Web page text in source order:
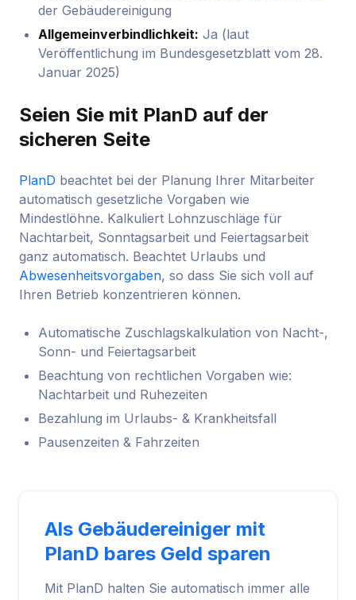
der Gebäudereinigung
Allgemeinverbindlichkeit: Ja (laut
Veröffentlichung im Bundesgesetzblatt vom 28.
Januar 2025)
Seien Sie mit PlanD auf der
sicheren Seite
PlanD beachtet bei der Planung Ihrer Mitarbeiter
automatisch gesetzliche Vorgaben wie
Mindestlöhne. Kalkuliert Lohnzuschläge für
Nachtarbeit, Sonntagsarbeit und Feiertagsarbeit
ganz automatisch. Beachtet Urlaubs und
Abwesenheitsvorgaben, so dass Sie sich voll auf
Ihren Betrieb konzentrieren können.
Automatische Zuschlagskalkulation von Nacht-,
Sonn- und Feiertagsarbeit
Beachtung von rechtlichen Vorgaben wie:
Nachtarbeit und Ruhezeiten
Bezahlung im Urlaubs- & Krankheitsfall
Pausenzeiten & Fahrzeiten
Als Gebäudereiniger mit
PlanD bares Geld sparen
Mit PlanD halten Sie automatisch immer alle